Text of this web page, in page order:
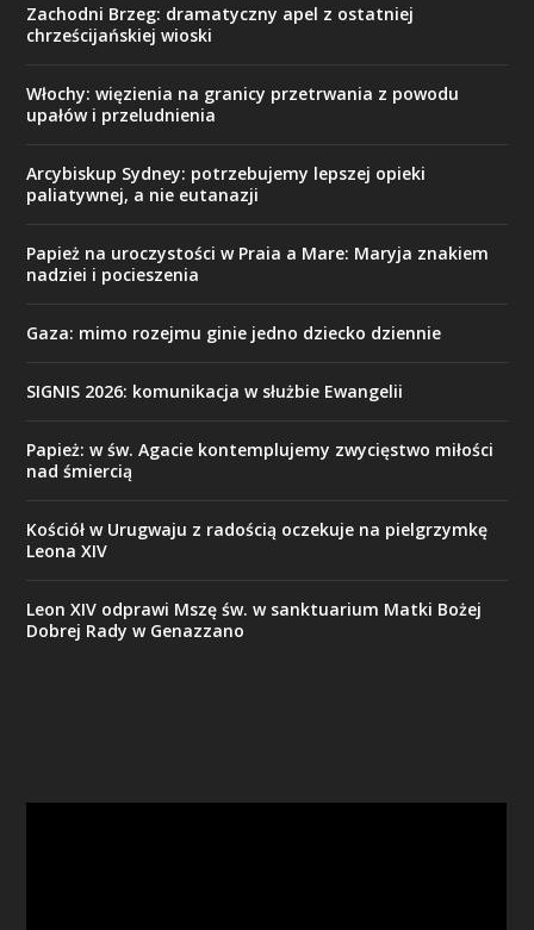
Zachodni Brzeg: dramatyczny apel z ostatniej
chrześcijańskiej wioski
Włochy: więzienia na granicy przetrwania z powodu
upałów i przeludnienia
Arcybiskup Sydney: potrzebujemy lepszej opieki
paliatywnej, a nie eutanazji
Papież na uroczystości w Praia a Mare: Maryja znakiem
nadziei i pocieszenia
Gaza: mimo rozejmu ginie jedno dziecko dziennie
SIGNIS 2026: komunikacja w służbie Ewangelii
Papież: w św. Agacie kontemplujemy zwycięstwo miłości
nad śmiercią
Kościół w Urugwaju z radością oczekuje na pielgrzymkę
Leona XIV
Leon XIV odprawi Mszę św. w sanktuarium Matki Bożej
Dobrej Rady w Genazzano